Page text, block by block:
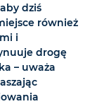
dziś
również
i
drogę
– uważa